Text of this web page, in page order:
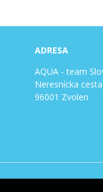
ADRESA
AQUA - team
Neresnícka
96001 Zvolen